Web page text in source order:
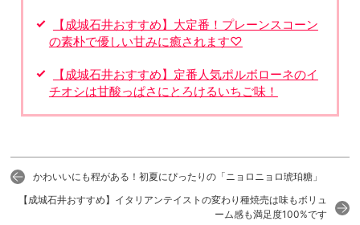
【成城石井おすすめ】大定番！プレーンスコーン
の素朴で優しい甘みに癒されます♡
【成城石井おすすめ】定番人気ポルボローネのイ
チオシは甘酸っぱさにとろけるいちご味！
かわいいにも程がある！初夏にぴったりの「ニョロニョロ琥珀糖」
【成城石井おすすめ】イタリアンテイストの変わり種焼売は味もボリュ
ーム感も満足度100%です